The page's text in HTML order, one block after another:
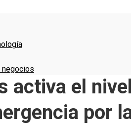
activa el
por